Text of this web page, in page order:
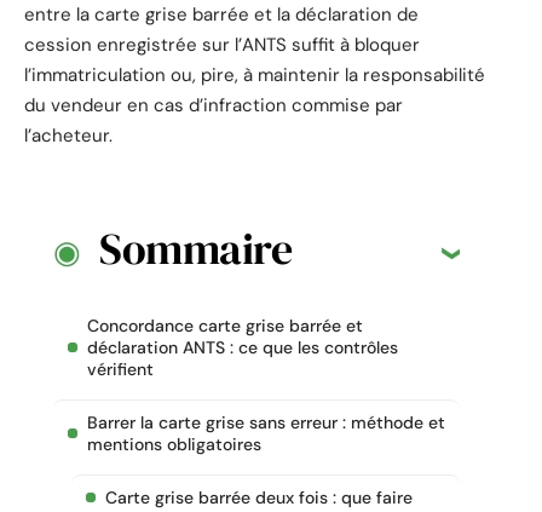
entre la carte grise barrée et la déclaration de
cession enregistrée sur l’ANTS suffit à bloquer
l’immatriculation ou, pire, à maintenir la responsabilité
du vendeur en cas d’infraction commise par
l’acheteur.
Sommaire
Concordance carte grise barrée et
déclaration ANTS : ce que les contrôles
vérifient
Barrer la carte grise sans erreur : méthode et
mentions obligatoires
Carte grise barrée deux fois : que faire